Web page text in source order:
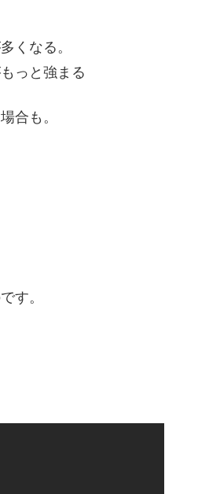
くなる。
っと強まる
合も。
す。